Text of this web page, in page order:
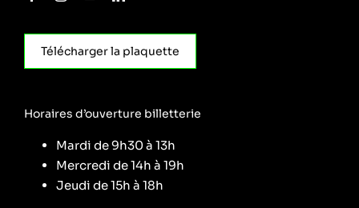
Télécharger la plaquette
Horaires d’ouverture billetterie
Mardi de 9h30 à 13h
Mercredi de 14h à 19h
Jeudi de 15h à 18h